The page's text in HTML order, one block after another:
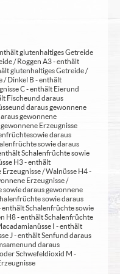
glutenhaltiges Getreide
/ Roggen A3 - enthält
glutenhaltiges Getreide /
/ Dinkel B - enthält
C - enthält Eier und
Fische und daraus
und daraus gewonnene
gewonnene
Erzeugnisse
sowie daraus
sowie daraus
Schalenfrüchte sowie
H3 - enthält
/ Walnüsse H4 -
Erzeugnisse /
sowie daraus gewonnene
sowie daraus
enthält Schalenfrüchte sowie
H8 - enthält Schalenfrüchte
I - enthält
J - enthält Senf und daraus
und daraus
Schwefeldioxid M -